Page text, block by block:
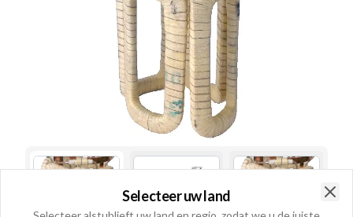
Selecteer uw land